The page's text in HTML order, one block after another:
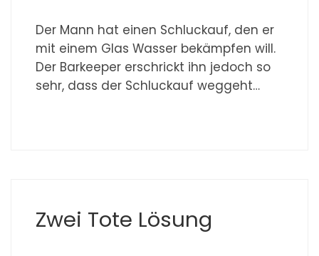
Der Mann hat einen Schluckauf, den er
mit einem Glas Wasser bekämpfen will.
Der Barkeeper erschrickt ihn jedoch so
sehr, dass der Schluckauf weggeht…
Zwei Tote Lösung